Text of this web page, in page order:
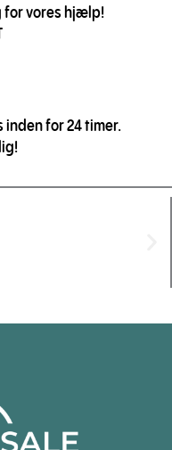
for vores hjælp!
for 24 timer.